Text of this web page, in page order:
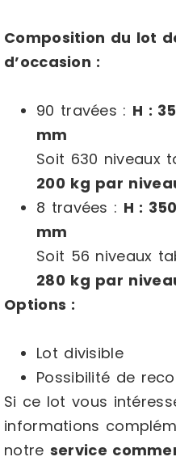
Composition du lot
d’occasion :
90 travées : H :
mm
Soit 630 niveaux
200 kg par
8 travées : H :
mm
Soit 56 niveaux
280 kg par
Options :
Lot divisible
Possibilité de
Si ce lot vous
informations
notre service